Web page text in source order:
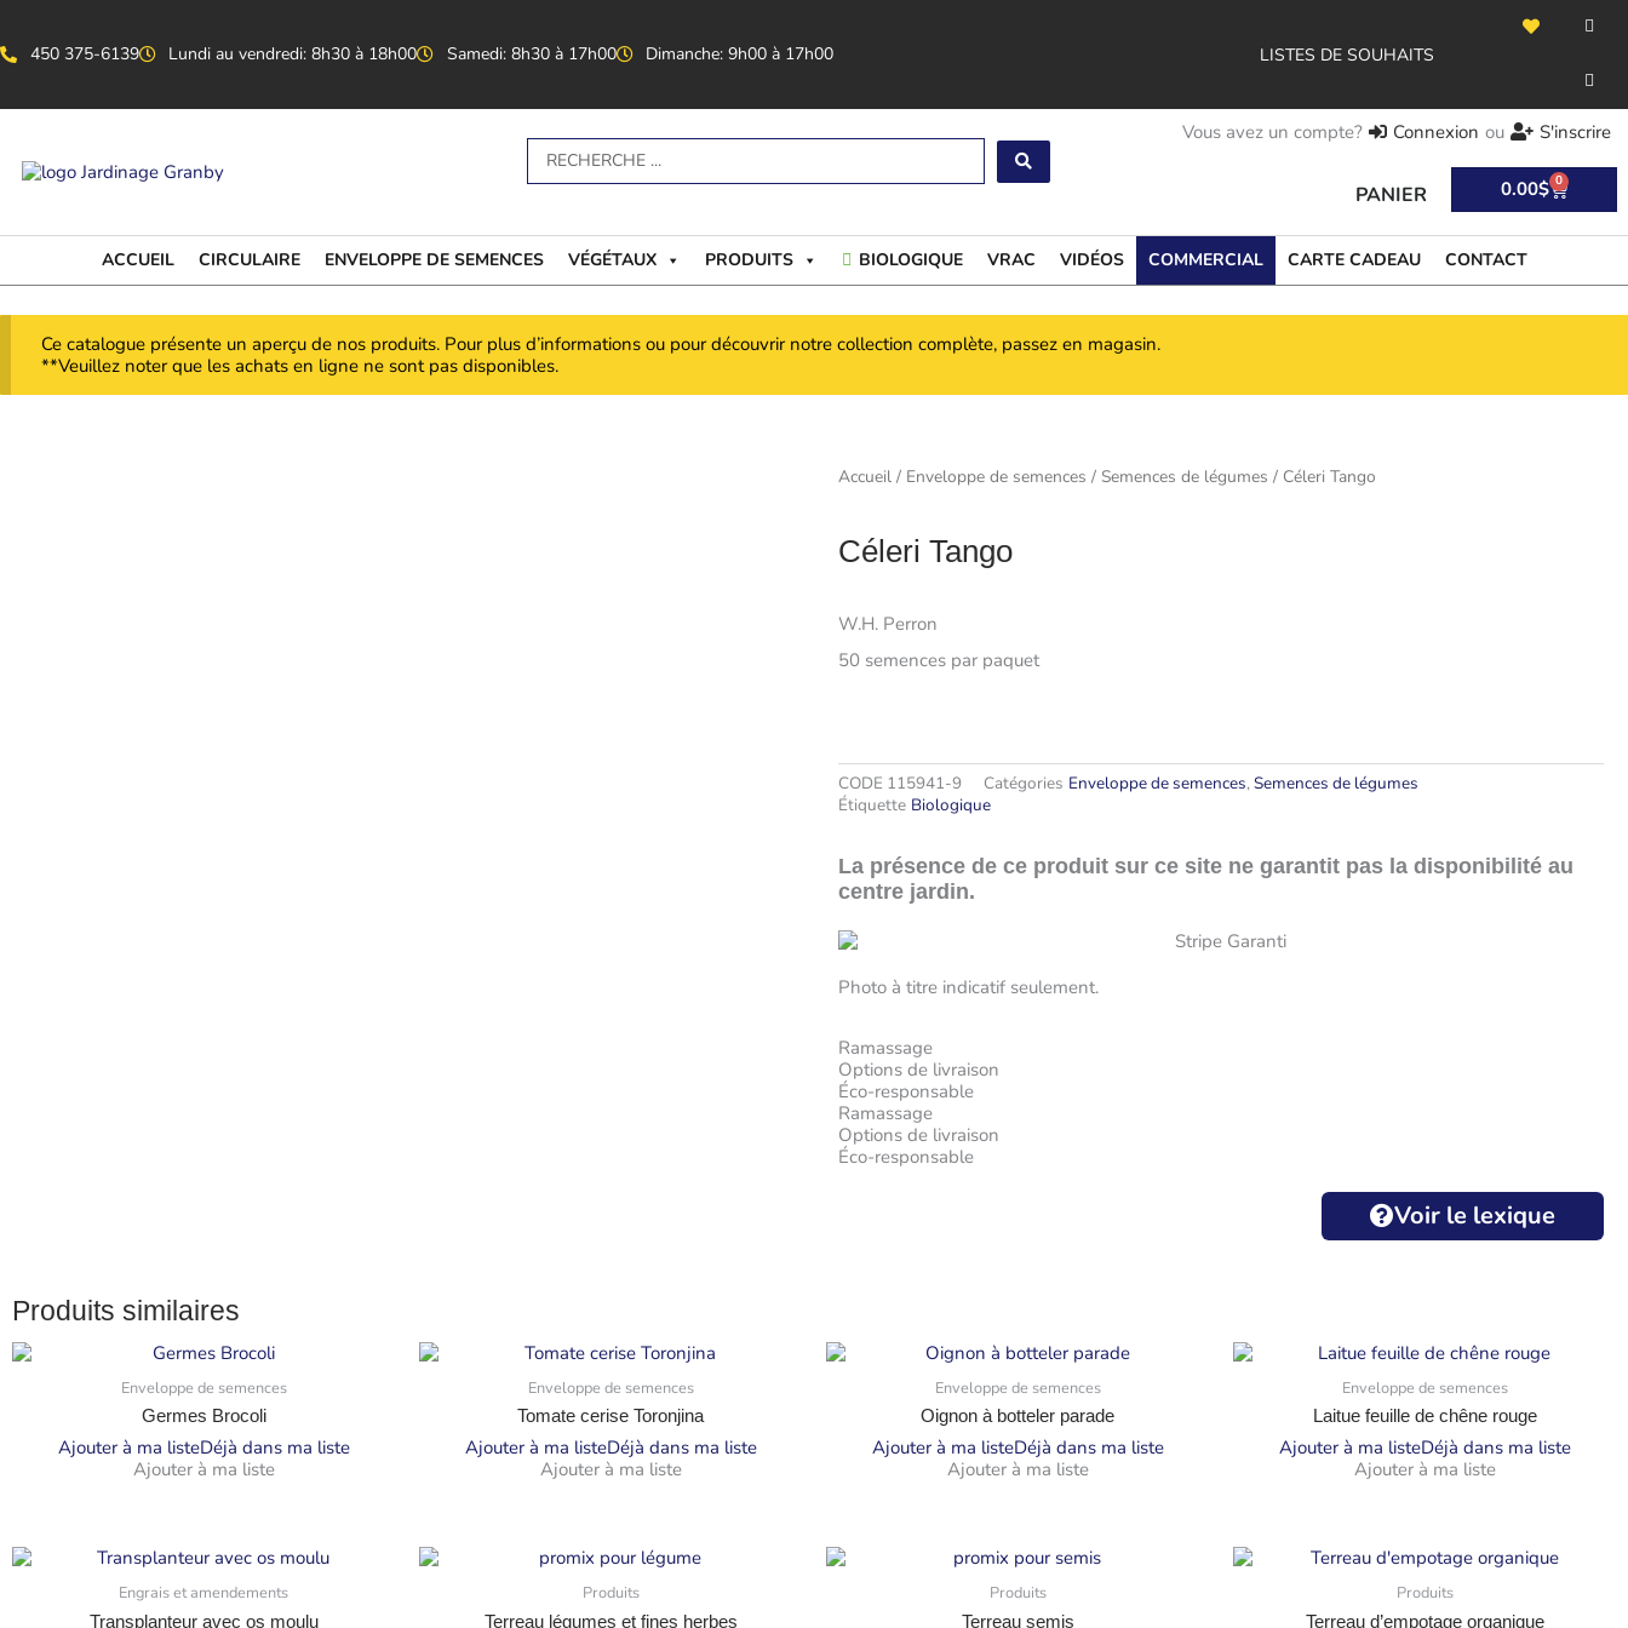
contenu450 375-6139 Lundi au vendredi: 8h30 à 18h00 Samedi: 8h30 à 17h00 Dimanche: 9h00 à 17h00 LISTES DE SOUHAITS
e
a
a
b
o
o
k
-
o
u
b
e
Search
Vous avez un compte? Connexion ou S'inscrire
PANIER 0.00$ 0
Panier
ACCUEIL CIRCULAIRE ENVELOPPE DE SEMENCES VÉGÉTAUX PRODUITS BIOLOGIQUE VRAC VIDÉOS COMMERCIAL CARTE CADEAU CONTACT
Ce catalogue présente un aperçu de nos produits. Pour plus d’informations ou pour découvrir notre collection complète, passez en magasin.
**Veuillez noter que les achats en ligne ne sont pas disponibles.
Accueil / Enveloppe de semences / Semences de légumes / Céleri Tango
Céleri Tango
W.H. Perron
50 semences par paquet
CODE 115941-9 Catégories Enveloppe de semences,Semences de légumes
Étiquette Biologique
La présence de ce produit sur ce site ne garantit pas la disponibilité au
centre jardin.
Photo à titre indicatif seulement.
Ramassage
Options de livraison
Éco-responsable
Ramassage
Options de livraison
Éco-responsable
Voir le lexique
Produits similaires
Enveloppe de semences
Germes Brocoli
Ajouter à ma listeDéjà dans ma liste
Ajouter à ma liste
Enveloppe de semences
Tomate cerise Toronjina
Ajouter à ma listeDéjà dans ma liste
Ajouter à ma liste
Enveloppe de semences
Oignon à botteler parade
Ajouter à ma listeDéjà dans ma liste
Ajouter à ma liste
Enveloppe de semences
Laitue feuille de chêne rouge
Ajouter à ma listeDéjà dans ma liste
Ajouter à ma liste
Engrais et amendements
Transplanteur avec os moulu
Produits
Terreau légumes et fines herbes
Produits
Terreau semis
Produits
Terreau d’empotage organique